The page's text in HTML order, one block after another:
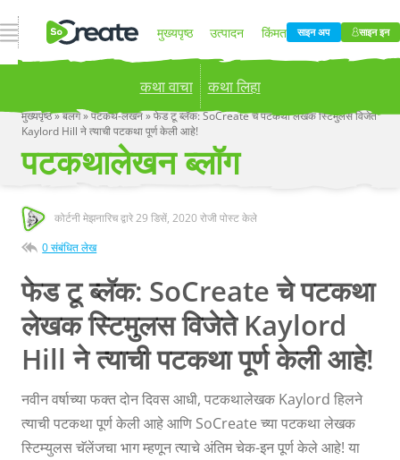
ओपन नेव्हिगेशन मुख्यपृष्ठ उत्पादन किंमत
ब्लॉग कंपनी
साइन अप साइन इन
कथा वाचा कथा लिहा
Publish your stories to a global audience.
now!
मुख्यपृष्ठ»बलग»पटकथ-लखन»फेड टू ब्लॅक: SoCreate चे पटकथा लेखक स्टिमुलस विजेते
Kaylord Hill ने त्याची पटकथा पूर्ण केली आहे!
पटकथालेखन ब्लॉग
कोर्टनी मेझनारिच द्वारे29 डिसें, 2020 रोजी पोस्ट केले
0 संबंधित लेख
फेड टू ब्लॅक: SoCreate चे पटकथा
लेखक स्टिमुलस विजेते Kaylord
Hill ने त्याची पटकथा पूर्ण केली आहे!
नवीन वर्षाच्या फक्त दोन दिवस आधी, पटकथालेखक Kaylord हिलने
त्याची पटकथा पूर्ण केली आहे आणि SoCreate च्या पटकथा लेखक
स्टिम्युलस चॅलेंजचा भाग म्हणून त्याचे अंतिम चेक-इन पूर्ण केले आहे! या